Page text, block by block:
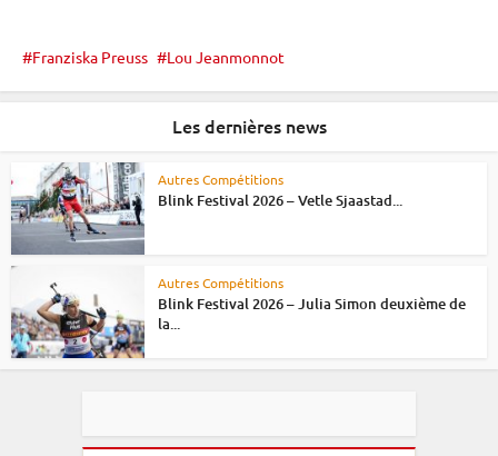
Franziska Preuss Lou Jeanmonnot
Les dernières news
Autres Compétitions
Blink Festival 2026 – Vetle Sjaastad...
Autres Compétitions
Blink Festival 2026 – Julia Simon deuxième de
la...